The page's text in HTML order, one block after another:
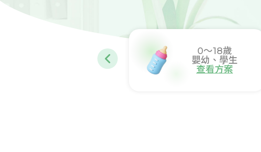
0～18歲
嬰幼、學生
查看方案